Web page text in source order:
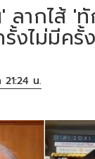
ลากไส้ '
งไม่มีครั้
21:24 น.